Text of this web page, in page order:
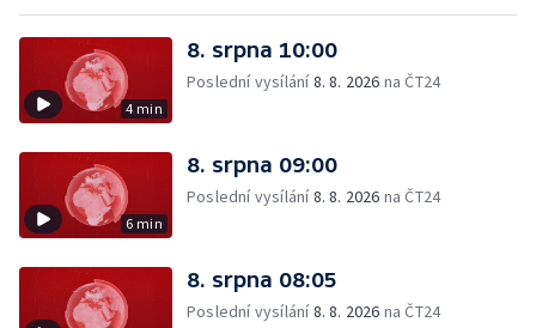
4 min
8. srpna 10:00
Poslední vysílání8. 8. 2026 na ČT24
6 min
8. srpna 09:00
Poslední vysílání8. 8. 2026 na ČT24
8. srpna 08:05
Poslední vysílání8. 8. 2026 na ČT24